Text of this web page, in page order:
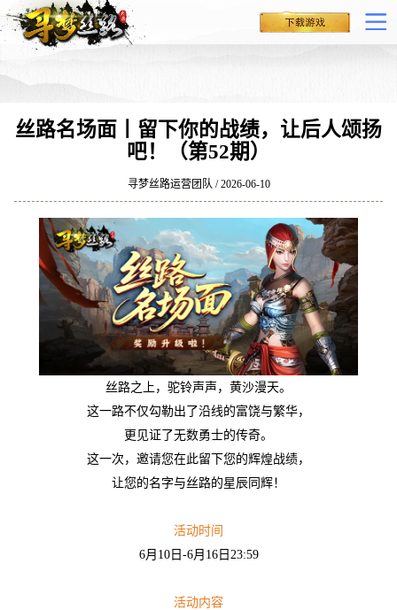
丝路名场面丨留下你的战绩，让后人颂扬
吧！（第52期）
寻梦丝路运营团队 / 2026-06-10
丝路之上，驼铃声声，黄沙漫天。
这一路不仅勾勒出了沿线的富饶与繁华，
更见证了无数勇士的传奇。
这一次，邀请您在此留下您的辉煌战绩，
让您的名字与丝路的星辰同辉！
活动时间
6月10日-6月16日23:59
活动内容